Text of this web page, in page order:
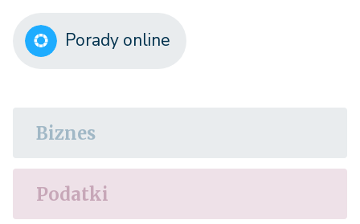
Porady online
Biznes
Podatki